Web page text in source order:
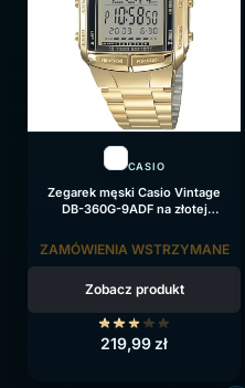
CASIO
Zegarek męski Casio Vintage
DB-360G-9ADF na złotej
219,99 zł
ZAMÓWIENIA WSTRZYMANE
Zobacz produkt